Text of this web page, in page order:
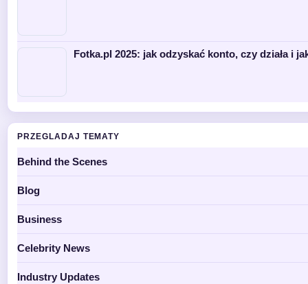
Fotka.pl 2025: jak odzyskać konto, czy działa i
PRZEGLADAJ TEMATY
Behind the Scenes
Blog
Business
Celebrity News
Industry Updates